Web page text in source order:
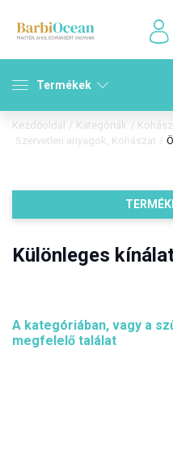
Termékek
Kezdőoldal / Kategóriák /
Szervetlen anyagok, Kohászat /
Különleges
A kategóriában, vagy a
megfelelő találat